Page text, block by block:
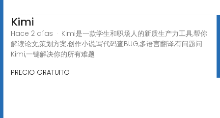
Kimi
Hace 2 días · Kimi是一款学生和职场人的新质生产力工具,帮你
解读论文,策划方案,创作小说,写代码查BUG,多语言翻译,有问题问
Kimi,一键解决你的所有难题
PRECIO GRATUITO